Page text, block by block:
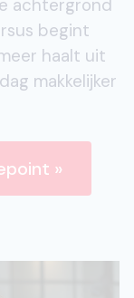
achtergrond
begint
haalt uit
makkelijker
»